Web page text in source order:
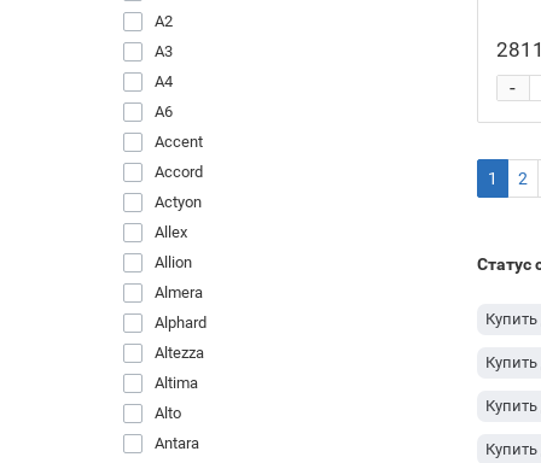
A2
A3
A4
A6
Accent
Accord
Actyon
Allex
Allion
Almera
Alphard
Altezza
Altima
Alto
Antara
-
1 2
Статус
Купить
Купить
Купить